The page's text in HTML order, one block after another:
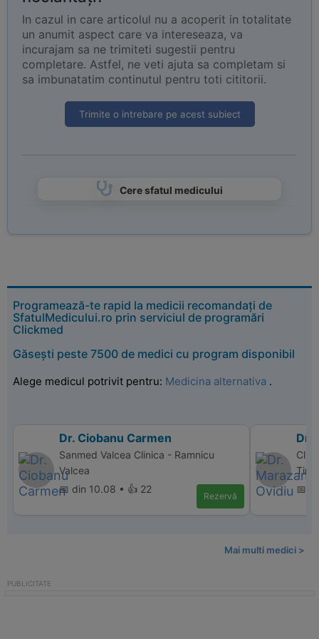
In cazul in care articolul nu a acoperit in totalitate
un anumit aspect care va intereseaza, va
incurajam sa ne trimiteti sugestii pentru
completare. Astfel, ne veti ajuta sa completam si
sa imbunatatim continutul pentru toti cititorii.
Trimite o intrebare pe acest subiect
Cere sfatul medicului
Programează-te rapid la medicii recomandați de
SfatulMedicului.ro prin serviciul de programări
Clickmed
Găsești peste 7500 de medici cu program disponibil
Alege medicul potrivit pentru: Medicina alternativa .
Dr. Ciobanu Carmen
Sanmed Valcea Clinica - Ramnicu
Valcea
📅 din 10.08 • 👍 22
Rezervă
Dr.
📅
Mai multi medici >